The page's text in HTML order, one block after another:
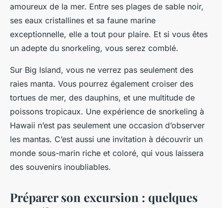
amoureux de la mer. Entre ses plages de sable noir,
ses eaux cristallines et sa faune marine
exceptionnelle, elle a tout pour plaire. Et si vous êtes
un adepte du snorkeling, vous serez comblé.
Sur Big Island, vous ne verrez pas seulement des
raies manta. Vous pourrez également croiser des
tortues de mer, des dauphins, et une multitude de
poissons tropicaux. Une expérience de snorkeling à
Hawaii n’est pas seulement une occasion d’observer
les mantas. C’est aussi une invitation à découvrir un
monde sous-marin riche et coloré, qui vous laissera
des souvenirs inoubliables.
Préparer son excursion : quelques